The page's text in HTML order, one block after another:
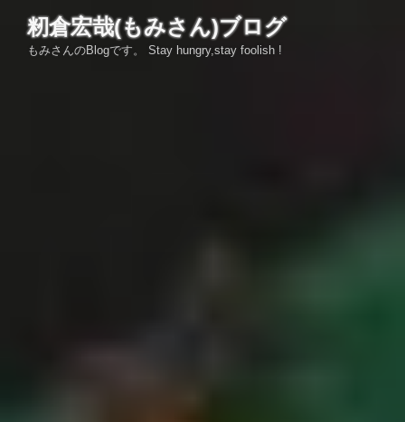
籾倉宏哉(もみさん)ブログ
もみさんのBlogです。 Stay hungry,stay foolish !